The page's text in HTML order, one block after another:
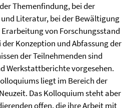
Themenfindung, bei der
Literatur, bei der Bewältigung
von Forschungsstand
Konzeption und Abfassung der
der Teilnehmenden sind
Werkstattberichte vorgesehen.
liegt im Bereich der
Das Kolloquium steht aber
offen, die ihre Arbeit mit